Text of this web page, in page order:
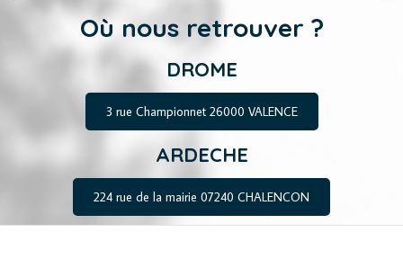
Où nous retrouver ?
DROME
3 rue Championnet 26000 VALENCE
ARDECHE
224 rue de la mairie 07240 CHALENCON